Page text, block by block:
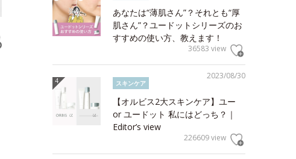
あなたは“薄肌さん”？それとも“厚
肌さん”？ユードットシリーズのお
すすめの使い方、教えます！
36583 view
2023/08/30
スキンケア
【オルビス2大スキンケア】ユー
or ユードット 私にはどっち？｜
Editor’s view
226609 view